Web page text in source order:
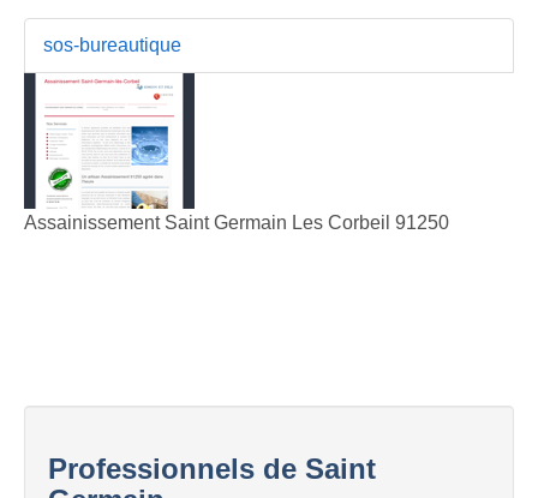
sos-bureautique
Assainissement Saint Germain Les Corbeil 91250
Professionnels de Saint